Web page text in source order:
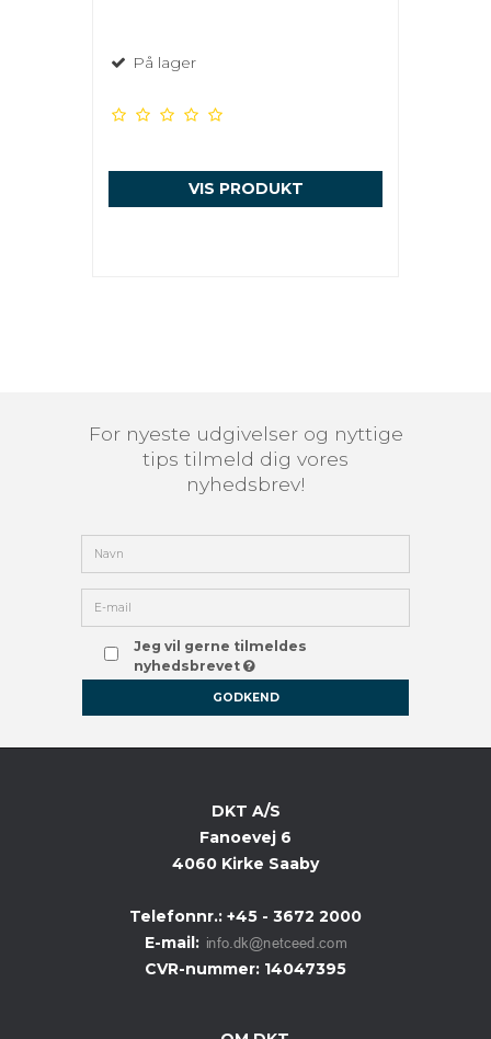
På lager
VIS PRODUKT
For nyeste udgivelser og nyttige
tips tilmeld dig vores
nyhedsbrev!
Jeg vil gerne tilmeldes
nyhedsbrevet
GODKEND
DKT A/S
Fanoevej 6
4060 Kirke Saaby
Telefonnr.: +45 - 3672 2000
E-mail :
CVR-nummer: 14047395